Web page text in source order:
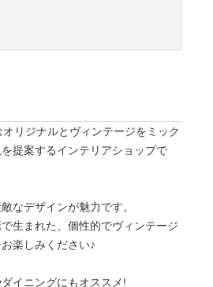
リジナルとヴィンテージをミック
提案するインテリアショップで
なデザインが魅力です。
生まれた、個性的でヴィンテージ
楽しみください♪
イニングにもオススメ!